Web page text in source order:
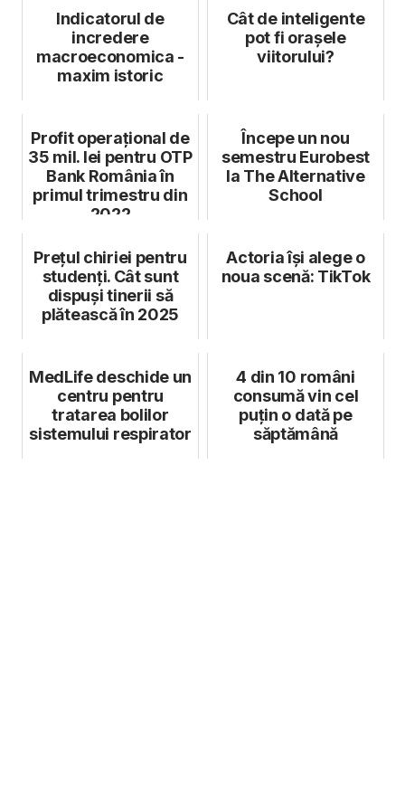
Indicatorul de
incredere
macroeconomica -
maxim istoric
Cât de inteligente
pot fi orașele
viitorului?
Profit operațional de
35 mil. lei pentru OTP
Bank România în
primul trimestru din
2022
Începe un nou
semestru Eurobest
la The Alternative
School
Prețul chiriei pentru
studenți. Cât sunt
dispuși tinerii să
plătească în 2025
Actoria își alege o
noua scenă: TikTok
MedLife deschide un
centru pentru
tratarea bolilor
sistemului respirator
4 din 10 români
consumă vin cel
puțin o dată pe
săptămână